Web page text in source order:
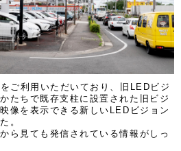
ご利用いただいており、旧LEDビジ
たちで既存支柱に設置された旧ビジ
像を表示できる新しいLEDビジョン
。
ら見ても発信されている情報がしっ